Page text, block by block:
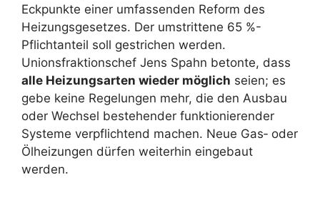
Eckpunkte einer umfassenden Reform des
Heizungsgesetzes. Der umstrittene 65 %-
Pflichtanteil soll gestrichen werden.
Unionsfraktionschef Jens Spahn betonte, dass
alle Heizungsarten wieder möglich seien; es
gebe keine Regelungen mehr, die den Ausbau
oder Wechsel bestehender funktionierender
Systeme verpflichtend machen. Neue Gas‑ oder
Ölheizungen dürfen weiterhin eingebaut
werden.